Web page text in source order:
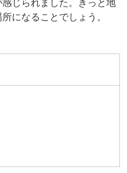
じられました。きっと地
になることでしょう。